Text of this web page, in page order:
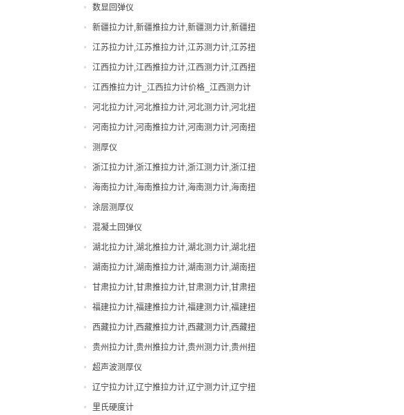
橡胶硬度计
测力计
瓶盖扭力计
电动拉力试验机
电批扭力计
直视拉力计
直视测力计
邵氏硬度计
数显回弹仪
新疆拉力计,新疆推拉力计,新疆测力计,新疆扭
力计,新疆邵氏硬度计
江苏拉力计,江苏推拉力计,江苏测力计,江苏扭
力计,江苏邵氏硬度计
江西拉力计,江西推拉力计,江西测力计,江西扭
力计,江西邵氏硬度计
江西推拉力计_江西拉力计价格_江西测力计
厂家|型号
河北拉力计,河北推拉力计,河北测力计,河北扭
力计,河北邵氏硬度计
河南拉力计,河南推拉力计,河南测力计,河南扭
力计,河南邵氏硬度计
测厚仪
浙江拉力计,浙江推拉力计,浙江测力计,浙江扭
力计,浙江邵氏硬度计
海南拉力计,海南推拉力计,海南测力计,海南扭
力计,海南邵氏硬度计
涂层测厚仪
混凝土回弹仪
湖北拉力计,湖北推拉力计,湖北测力计,湖北扭
力计,湖北邵氏硬度计
湖南拉力计,湖南推拉力计,湖南测力计,湖南扭
力计,湖南邵氏硬度计
甘肃拉力计,甘肃推拉力计,甘肃测力计,甘肃扭
力计,甘肃邵氏硬度计
福建拉力计,福建推拉力计,福建测力计,福建扭
力计,福建邵氏硬度计
西藏拉力计,西藏推拉力计,西藏测力计,西藏扭
力计,西藏邵氏硬度计
贵州拉力计,贵州推拉力计,贵州测力计,贵州扭
力计,贵州邵氏硬度计
超声波测厚仪
辽宁拉力计,辽宁推拉力计,辽宁测力计,辽宁扭
力计,辽宁邵氏硬度计
里氏硬度计